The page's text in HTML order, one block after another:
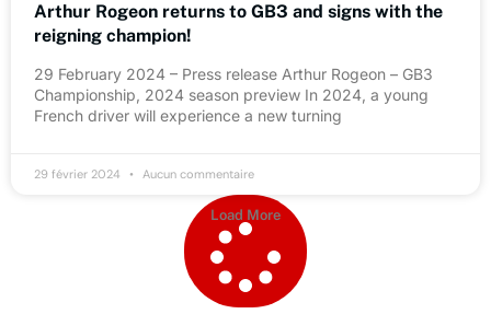
Arthur Rogeon returns to GB3 and signs with the
reigning champion!
29 February 2024 – Press release Arthur Rogeon – GB3
Championship, 2024 season preview In 2024, a young
French driver will experience a new turning
29 février 2024 Aucun commentaire
Load More